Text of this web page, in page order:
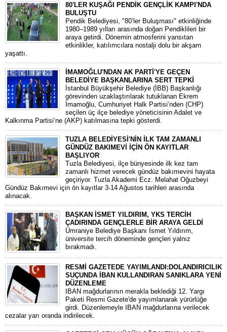
80'LER KUŞAĞI PENDİK GENÇLİK KAMPI'NDA
BULUŞTU
Pendik Belediyesi, "80’ler Buluşması" etkinliğinde
1980–1989 yılları arasında doğan Pendiklileri bir
araya getirdi. Dönemin atmosferini yansıtan
etkinlikler, katılımcılara nostalji dolu bir akşam
yaşattı.
İMAMOĞLU'NDAN AK PARTİ'YE GEÇEN
BELEDİYE BAŞKANLARINA SERT TEPKİ
​İstanbul Büyükşehir Belediye (İBB) Başkanlığı
görevinden uzaklaştırılarak tutuklanan Ekrem
İmamoğlu, Cumhuriyet Halk Partisi’nden (CHP)
seçilen üç ilçe belediye yöneticisinin Adalet ve
Kalkınma Partisi’ne (AKP) katılmasına tepki gösterdi.
TUZLA BELEDİYESİ'NİN İLK TAM ZAMANLI
GÜNDÜZ BAKIMEVİ İÇİN ÖN KAYITLAR
BAŞLIYOR
Tuzla Belediyesi, ilçe bünyesinde ilk kez tam
zamanlı hizmet verecek gündüz bakımevini hayata
geçiriyor. Tuzla Akademi Ecz. Melahat Oğuzbeyi
Gündüz Bakımevi için ön kayıtlar 3-14 Ağustos tarihleri arasında
alınacak.
BAŞKAN İSMET YILDIRIM, YKS TERCİH
ÇADIRINDA GENÇLERLE BİR ARAYA GELDİ
Ümraniye Belediye Başkanı İsmet Yıldırım,
üniversite tercih döneminde gençleri yalnız
bırakmadı.
RESMİ GAZETEDE YAYIMLANDI:DOLANDIRICILIK
SUÇUNDA İBAN KULLANDIRAN SANIKLARA YENİ
DÜZENLEME
IBAN mağdurlarının merakla beklediği 12. Yargı
Paketi Resmi Gazete'de yayımlanarak yürürlüğe
girdi. Düzenlemeyle IBAN mağdurlarına verilecek
cezalar yarı oranda indirilecek.